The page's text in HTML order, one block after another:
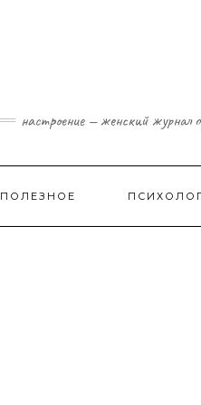
настроение — женский журнал о
ПОЛЕЗНОЕ